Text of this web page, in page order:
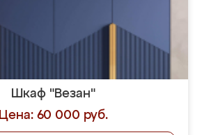
Шкаф "Везан"
Цена: 60 000 руб.